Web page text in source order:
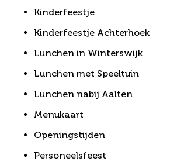
Kinderfeestje
Kinderfeestje Achterhoek
Lunchen in Winterswijk
Lunchen met Speeltuin
Lunchen nabij Aalten
Menukaart
Openingstijden
Personeelsfeest